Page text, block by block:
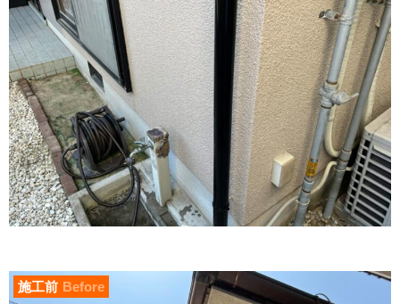
施工前 Before